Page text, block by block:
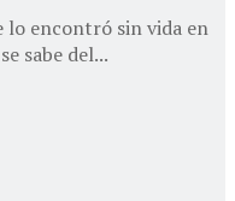
lo encontró sin vida en
sabe del...